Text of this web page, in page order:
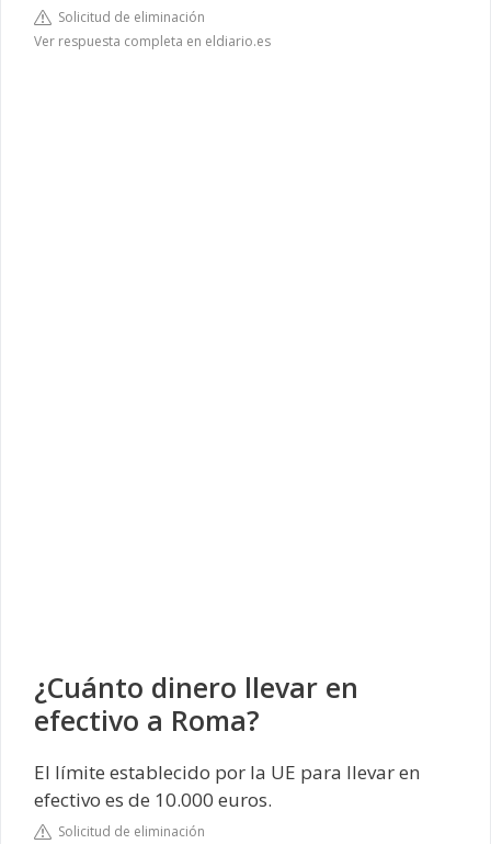
Solicitud de eliminación
Ver respuesta completa en eldiario.es
¿Cuánto dinero llevar en
efectivo a Roma?
El límite establecido por la UE para llevar en
efectivo es de 10.000 euros.
Solicitud de eliminación